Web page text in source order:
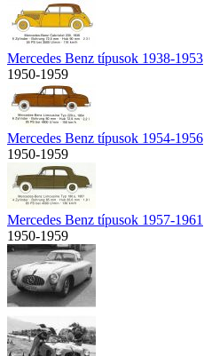
Mercedes Benz típusok 1938-1953
1950-1959
Mercedes Benz típusok 1954-1956
1950-1959
Mercedes Benz típusok 1957-1961
1950-1959